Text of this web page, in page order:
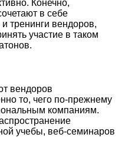
Конечно,
в себе
тренинги вендоров,
участие в таком
вендоров
то, чего по-прежнему
компаниям.
учебы, веб-семинаров